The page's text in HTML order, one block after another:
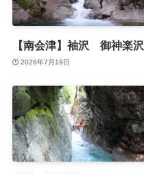
【南会津】袖沢 御神楽沢
2026年7月19日